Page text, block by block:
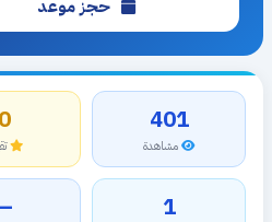
حجز موعد
401
مشاهدة
0
1